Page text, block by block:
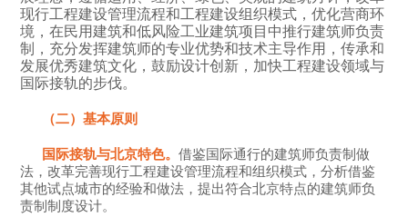
现行工程建设管理流程和工程建设组织模式，优化营商环
境，在民用建筑和低风险工业建筑项目中推行建筑师负责
制，充分发挥建筑师的专业优势和技术主导作用，传承和
发展优秀建筑文化，鼓励设计创新，加快工程建设领域与
国际接轨的步伐。
（二）基本原则
国际接轨与北京特色。借鉴国际通行的建筑师负责制做
法，改革完善现行工程建设管理流程和组织模式，分析借鉴
其他试点城市的经验和做法，提出符合北京特点的建筑师负
责制制度设计。